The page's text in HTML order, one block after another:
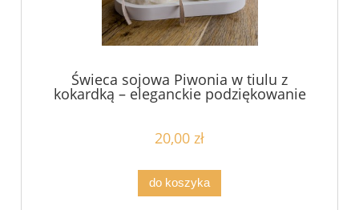
Świeca sojowa Piwonia w tiulu z
kokardką – eleganckie podziękowanie
dla gości hurtowe ceny od 15 sztuk
20,00 zł
do koszyka